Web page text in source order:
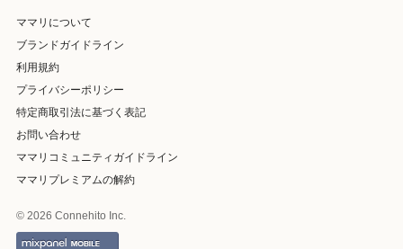
ママリについて
ブランドガイドライン
利用規約
プライバシーポリシー
特定商取引法に基づく表記
お問い合わせ
ママリコミュニティガイドライン
ママリプレミアムの解約
© 2026 Connehito Inc.